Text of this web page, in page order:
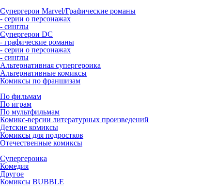
Супергерои Marvel/Графические романы
- серии о персонажах
- синглы
Супергерои DC
- графические романы
- серии о персонажах
- синглы
Альтернативная супергероика
Альтернативные комиксы
Комиксы по франшизам
По фильмам
По играм
По мультфильмам
Комикс-версии литературных произведений
Детские комиксы
Комиксы для подростков
Отечественные комиксы
Супергероика
Комедия
Другое
Комиксы BUBBLE